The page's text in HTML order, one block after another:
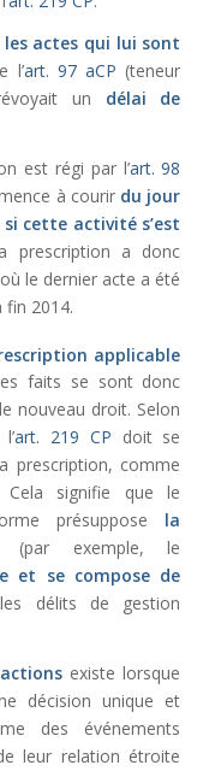
les actes qui lui sont
l’art. 97 aCP (teneur
un délai de
est régi par l’art. 98
à courir du jour
cette activité s’est
prescription a donc
le dernier acte a été
fin 2014.
applicable
faits se sont donc
nouveau droit. Selon
art. 219 CP doit se
prescription, comme
Cela signifie que le
présuppose la
exemple, le
et se compose de
délits de gestion
existe lorsque
décision unique et
des événements
leur relation étroite